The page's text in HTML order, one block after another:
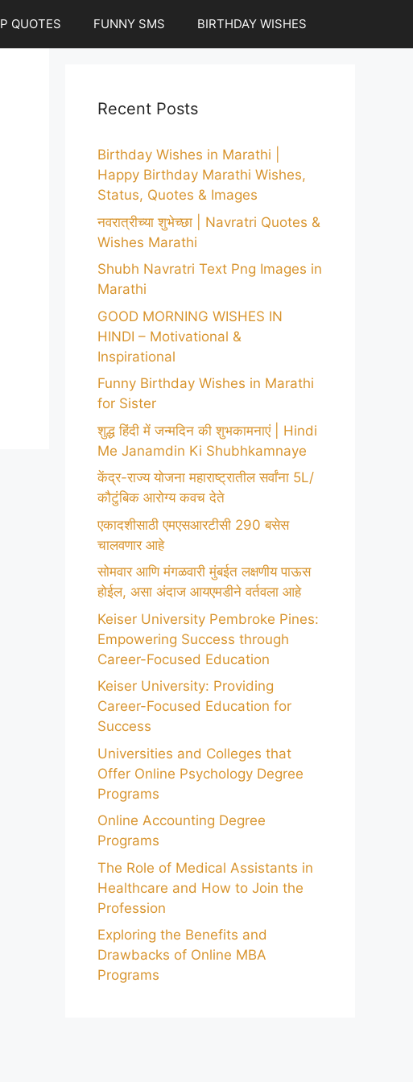
QUOTES FUNNY SMS BIRTHDAY WISHES
Recent Posts
Birthday Wishes in Marathi |
Happy Birthday Marathi Wishes,
Status, Quotes & Images
नवरात्रीच्या शुभेच्छा | Navratri Quotes &
Wishes Marathi
Shubh Navratri Text Png Images in
Marathi
GOOD MORNING WISHES IN
HINDI – Motivational &
Inspirational
Funny Birthday Wishes in Marathi
for Sister
शुद्ध हिंदी में जन्मदिन की शुभकामनाएं | Hindi
Me Janamdin Ki Shubhkamnaye
केंद्र-राज्य योजना महाराष्ट्रातील सर्वांना 5L/
कौटुंबिक आरोग्य कवच देते
एकादशीसाठी एमएसआरटीसी 290 बसेस
चालवणार आहे
सोमवार आणि मंगळवारी मुंबईत लक्षणीय पाऊस
होईल, असा अंदाज आयएमडीने वर्तवला आहे
Keiser University Pembroke Pines:
Empowering Success through
Career-Focused Education
Keiser University: Providing
Career-Focused Education for
Success
Universities and Colleges that
Offer Online Psychology Degree
Programs
Online Accounting Degree
Programs
The Role of Medical Assistants in
Healthcare and How to Join the
Profession
Exploring the Benefits and
Drawbacks of Online MBA
Programs